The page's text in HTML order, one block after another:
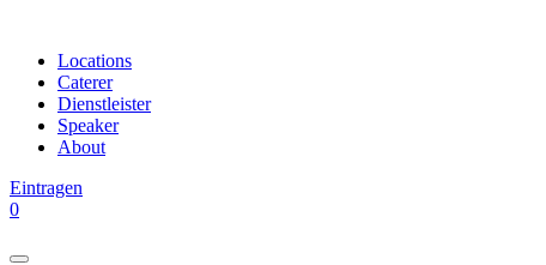
Locations
Caterer
Dienstleister
Speaker
About
Eintragen
0